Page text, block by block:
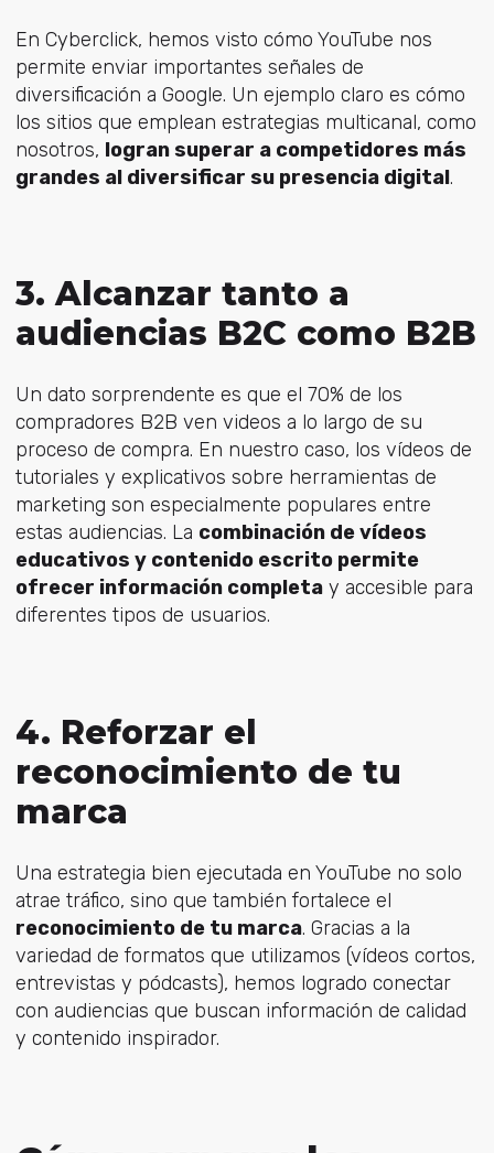
En Cyberclick, hemos visto cómo YouTube nos
permite enviar importantes señales de
diversificación a Google. Un ejemplo claro es cómo
los sitios que emplean estrategias multicanal, como
nosotros, logran superar a competidores más
grandes al diversificar su presencia digital.
3. Alcanzar tanto a
audiencias B2C como B2B
Un dato sorprendente es que el 70% de los
compradores B2B ven videos a lo largo de su
proceso de compra. En nuestro caso, los vídeos de
tutoriales y explicativos sobre herramientas de
marketing son especialmente populares entre
estas audiencias. La combinación de vídeos
educativos y contenido escrito permite
ofrecer información completay accesible para
diferentes tipos de usuarios.
4. Reforzar el
reconocimiento de tu
marca
Una estrategia bien ejecutada en YouTube no solo
atrae tráfico, sino que también fortalece el
reconocimiento de tu marca. Gracias a la
variedad de formatos que utilizamos (vídeos cortos,
entrevistas y pódcasts), hemos logrado conectar
con audiencias que buscan información de calidad
y contenido inspirador.